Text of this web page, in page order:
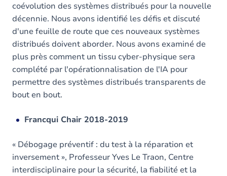
coévolution des systèmes distribués pour la nouvelle
décennie. Nous avons identifié les défis et discuté
d'une feuille de route que ces nouveaux systèmes
distribués doivent aborder. Nous avons examiné de
plus près comment un tissu cyber-physique sera
complété par l'opérationnalisation de l'IA pour
permettre des systèmes distribués transparents de
bout en bout.
Francqui Chair 2018-2019
« Débogage préventif : du test à la réparation et
inversement », Professeur Yves Le Traon, Centre
interdisciplinaire pour la sécurité, la fiabilité et la